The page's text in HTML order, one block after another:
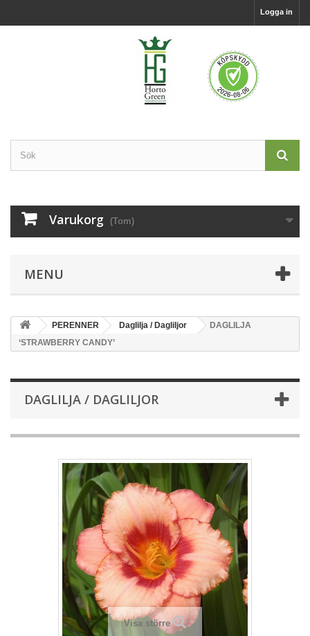
Logga in
Varukorg (Tom)
MENU
PERENNER Daglilja / Dagliljor
DAGLILJA
‘STRAWBERRY CANDY’
DAGLILJA / DAGLILJOR
Visa större